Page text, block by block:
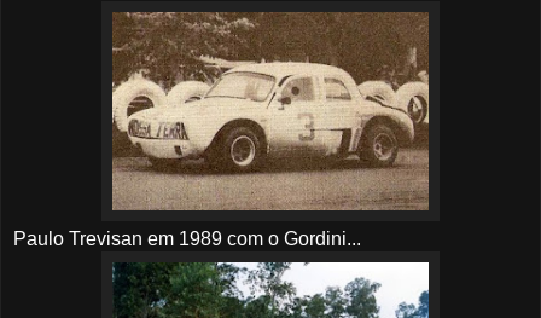
Paulo Trevisan em 1989 com o Gordini...